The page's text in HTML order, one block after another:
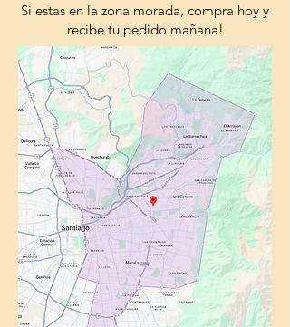
Si estas en la zona morada, compra hoy y
recibe tu pedido mañana!